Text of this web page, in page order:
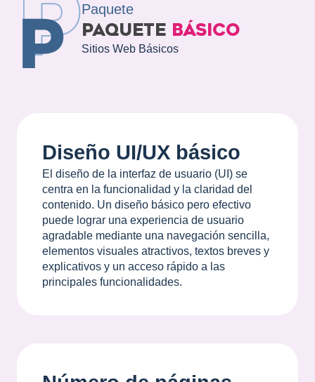
Paquete
PAQUETE BÁSICO
Sitios Web Básicos
Diseño UI/UX básico
El diseño de la interfaz de usuario (UI) se
centra en la funcionalidad y la claridad del
contenido. Un diseño básico pero efectivo
puede lograr una experiencia de usuario
agradable mediante una navegación sencilla,
elementos visuales atractivos, textos breves y
explicativos y un acceso rápido a las
principales funcionalidades.